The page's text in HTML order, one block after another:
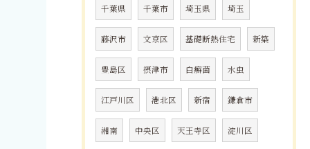
千葉県 千葉市 埼玉県 埼玉
藤沢市 文京区 基礎断熱住宅 新築
豊島区 摂津市 白癬菌 水虫
江戸川区 港北区 新宿 鎌倉市
湘南 中央区 天王寺区 淀川区